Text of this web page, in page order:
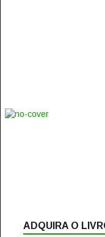
ADQUIRA O